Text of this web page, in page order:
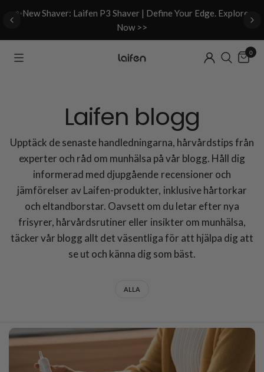
✨New Shaver: Laifen P3 Shaver | Define Your Edge. Explore
Now >>
0
Laifen blogg
Upptäck de senaste handledningarna, hårvårdstips från
experter och råd om munhälsa på vår blogg. Håll dig
informerad med djupgående recensioner och
jämförelser av Laifen-produkter, inklusive hårtorkar
och eltandborstar. Oavsett om du letar efter nya
frisyrer, hårvårdsrutiner eller insikter om munhälsa,
täcker vår blogg allt det väsentliga för att hjälpa dig att
se ut och känna dig som bäst.
ALLA